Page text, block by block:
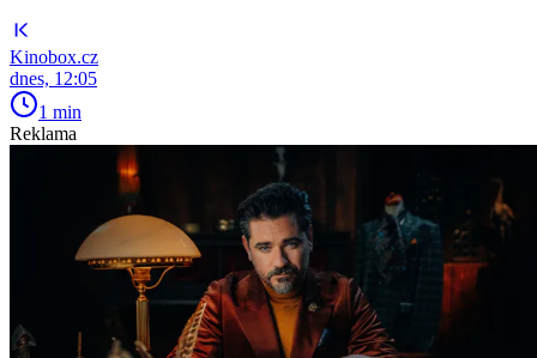
Kinobox.cz
dnes, 12:05
1 min
Reklama